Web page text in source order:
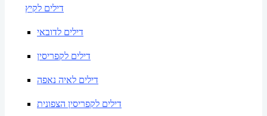
דילים לקיץ
דילים לדובאי
דילים לקפריסין
דילים לאיה נאפה
דילים לקפריסין הצפונית